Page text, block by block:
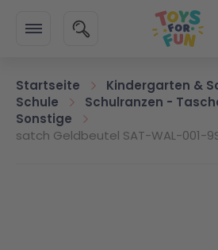
SUCHE
Startseite
Kindergarten &
Schule
Schulranzen -
Sonstige
satch Geldbeutel SAT-WAL-001-